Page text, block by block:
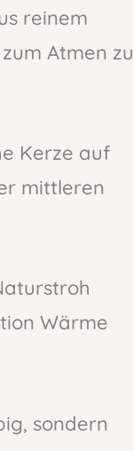
reinem
Atmen zu
Kerze auf
mittleren
Wärme
sondern